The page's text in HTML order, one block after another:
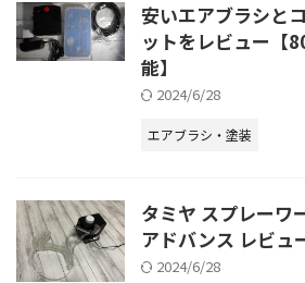
安いエアブラシと
ットをレビュー【
能】
2024/6/28
エアブラシ・塗装
タミヤ スプレーワ
アドバンス レビュ
2024/6/28